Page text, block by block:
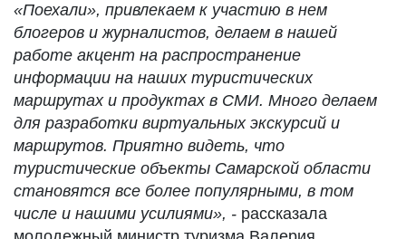
«Поехали», привлекаем к участию в нем
блогеров и журналистов, делаем в нашей
работе акцент на распространение
информации на наших туристических
маршрутах и продуктах в СМИ. Много делаем
для разработки виртуальных экскурсий и
маршрутов. Приятно видеть, что
туристические объекты Самарской области
становятся все более популярными, в том
числе и нашими усилиями», - рассказала